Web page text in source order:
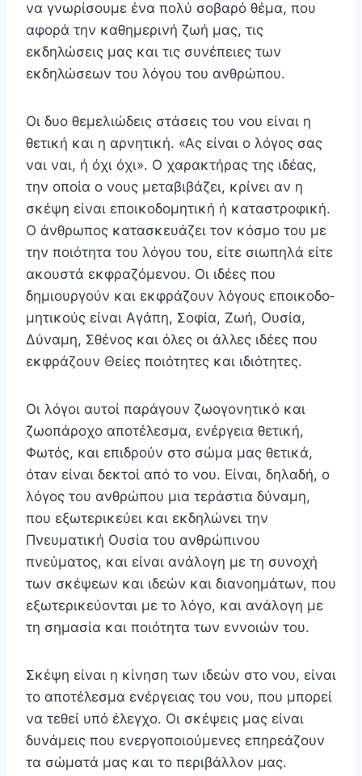
να γνωρίσουμε ένα πολύ σοβαρό θέμα, που
αφορά την καθημερινή ζωή μας, τις
εκδηλώσεις μας και τις συνέπειες των
εκδηλώ­σεων του λόγου του ανθρώπου.
Οι δυο θεμελιώδεις στάσεις του νου είναι η
θετική και η αρνητική. «Ας είναι ο λόγος σας
ναι ναι, ή όχι όχι». Ο χα­ρακτήρας της ιδέας,
την οποία ο νους μεταβιβάζει, κρίνει αν η
σκέψη είναι εποικοδομητική ή καταστροφική.
Ο άν­θρωπος κατασκευάζει τον κόσμο του με
την ποιότητα του λόγου του, είτε σιωπηλά είτε
ακουστά εκφραζόμενου. Οι ιδέες που
δημιουργούν και εκφράζουν λόγους εποικοδο­
μητικούς είναι Αγάπη, Σοφία, Ζωή, Ουσία,
Δύναμη, Σθέ­νος και όλες οι άλλες ιδέες που
εκφράζουν Θείες ποιότη­τες και ιδιότητες.
Οι λόγοι αυτοί παράγουν ζωογονητικό και
ζωοπάροχο αποτέλεσμα, ενέργεια θετική,
Φωτός, και επιδρούν στο σώμα μας θετικά,
όταν είναι δεκτοί από το νου. Είναι, δη­λαδή, ο
λόγος του ανθρώπου μια τεράστια δύναμη,
που εξωτερικεύει και εκδηλώνει την
Πνευματική Ουσία του αν­θρώπινου
πνεύματος, και είναι ανάλογη με τη συνοχή
των σκέψεων και ιδεών και διανοημάτων, που
εξωτερικεύονται με το λόγο, και ανάλογη με
τη σημασία και ποιότητα των εννοιών του.
Σκέψη είναι η κίνηση των ιδεών στο νου, είναι
το αποτέλεσμα ενέργειας του νου, που μπορεί
να τεθεί υπό έλεγχο. Οι σκέψεις μας είναι
δυνάμεις που ενεργοποιού­μενες επηρεάζουν
τα σώματά μας και το περιβάλλον μας.